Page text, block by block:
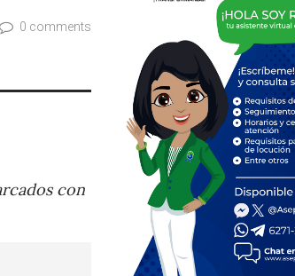
0 comments
con